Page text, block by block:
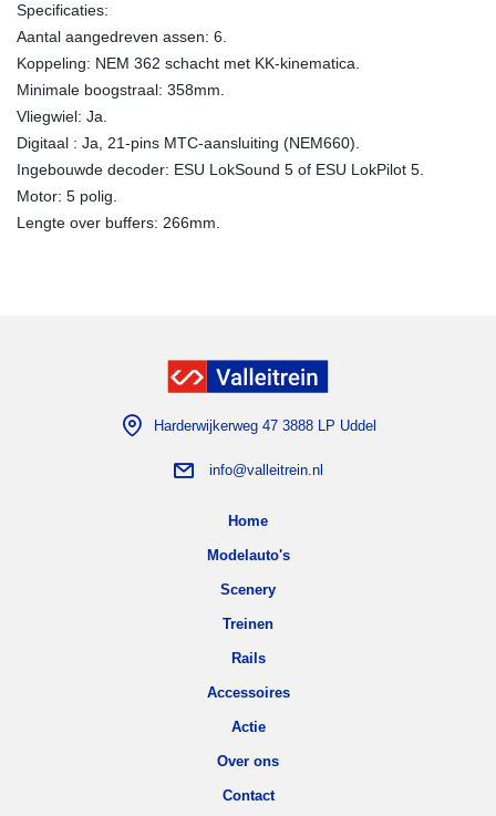
Specificaties:
Aantal aangedreven assen: 6.
Koppeling: NEM 362 schacht met KK-kinematica.
Minimale boogstraal: 358mm.
Vliegwiel: Ja.
Digitaal : Ja, 21-pins MTC-aansluiting (NEM660).
Ingebouwde decoder: ESU LokSound 5 of ESU LokPilot 5.
Motor: 5 polig.
Lengte over buffers: 266mm.
Harderwijkerweg 47 3888 LP Uddel
info@valleitrein.nl
Home
Modelauto's
Scenery
Treinen
Rails
Accessoires
Actie
Over ons
Contact